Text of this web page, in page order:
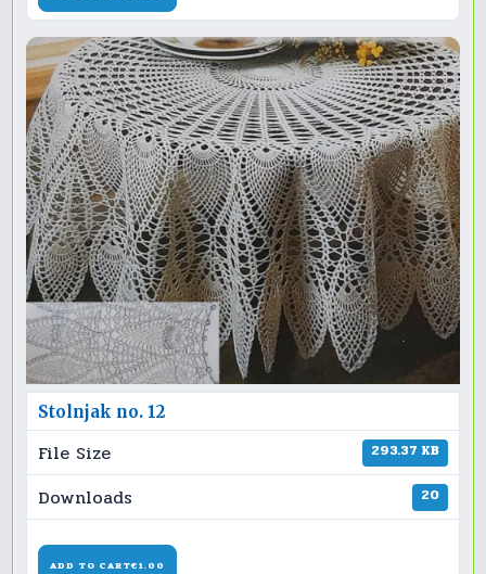
Stolnjak no. 12
File Size 293.37 KB
Downloads 20
ADD TO CART€1.00